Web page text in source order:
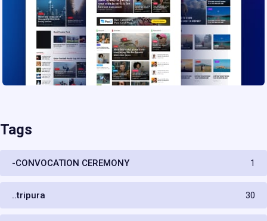
Tags
-CONVOCATION CEREMONY 1
..tripura 30